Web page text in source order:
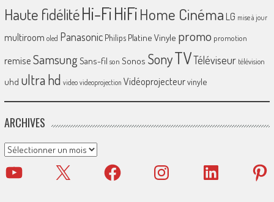
Haute fidélitéHi-FiHiFiHome Cinéma LG mise à jour
multiroom oled Panasonic Philips Platine Vinyle promo promotion
remiseSamsungSans-fil son Sonos SonyTVTéléviseur télévision
uhd ultra hd video videoprojection Vidéoprojecteurvinyle
ARCHIVES
Archives
YouTube X Facebook Instagram LinkedIn